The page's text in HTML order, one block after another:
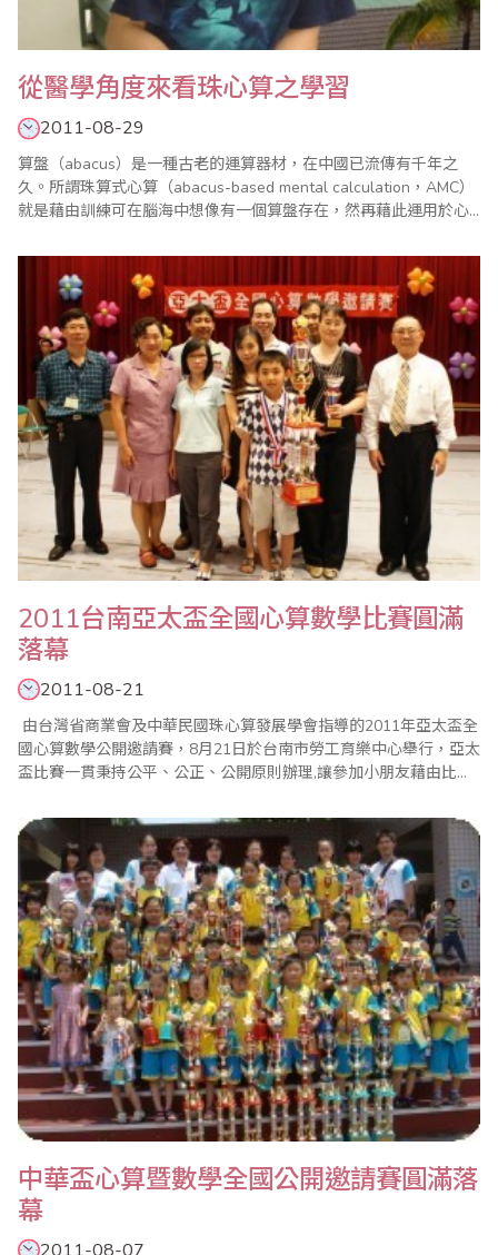
從醫學角度來看珠心算之學習
2011-08-29
算盤（abacus）是一種古老的運算器材，在中國已流傳有千年之
久。所謂珠算式心算（abacus-based mental calculation，AMC）
就是藉由訓練可在腦海中想像有一個算盤存在，然再藉此運用於心
教育已經從台灣小學生的正規教育中廢止多年，但是珠算式心算的
教育卻已悄悄在世界各國逐漸扎根，在數字計算及腦部潛能開發方
面逐漸展..
2011台南亞太盃全國心算數學比賽圓滿
落幕
2011-08-21
由台灣省商業會及中華民國珠心算發展學會指導的2011年亞太盃全
國心算數學公開邀請賽，8月21日於台南市勞工育樂中心舉行，亞太
盃比賽一貫秉持公平、公正、公開原則辦理,讓參加小朋友藉由比賽
道理。今年參加人數比往年增加，計有六百多名選手與賽，整個比
中華盃心算暨數學全國公開邀請賽圓滿落
幕